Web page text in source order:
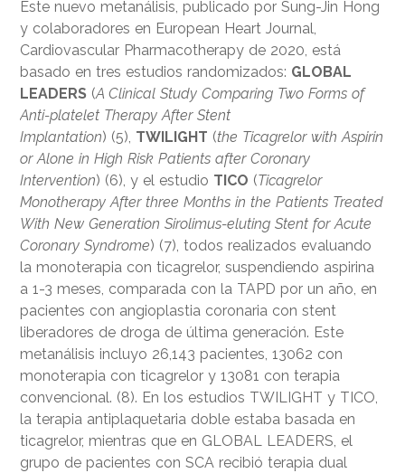
Este nuevo metanálisis, publicado por Sung-Jin Hong
y colaboradores en European Heart Journal,
Cardiovascular Pharmacotherapy de 2020, está
basado en tres estudios randomizados: GLOBAL
LEADERS (A Clinical Study Comparing Two Forms of
Anti-platelet Therapy After Stent
Implantation) (5), TWILIGHT (the Ticagrelor with Aspirin
or Alone in High Risk Patients after Coronary
Intervention) (6), y el estudio TICO (Ticagrelor
Monotherapy After three Months in the Patients Treated
With New Generation Sirolimus-eluting Stent for Acute
Coronary Syndrome) (7), todos realizados evaluando
la monoterapia con ticagrelor, suspendiendo aspirina
a 1-3 meses, comparada con la TAPD por un año, en
pacientes con angioplastia coronaria con stent
liberadores de droga de última generación. Este
metanálisis incluyo 26,143 pacientes, 13062 con
monoterapia con ticagrelor y 13081 con terapia
convencional. (8). En los estudios TWILIGHT y TICO,
la terapia antiplaquetaria doble estaba basada en
ticagrelor, mientras que en GLOBAL LEADERS, el
grupo de pacientes con SCA recibió terapia dual